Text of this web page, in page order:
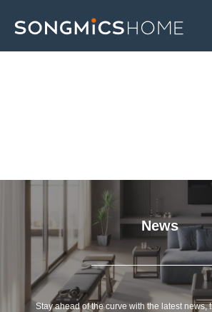
Skip
to
News
Stay ahead of the curve with the latest news,